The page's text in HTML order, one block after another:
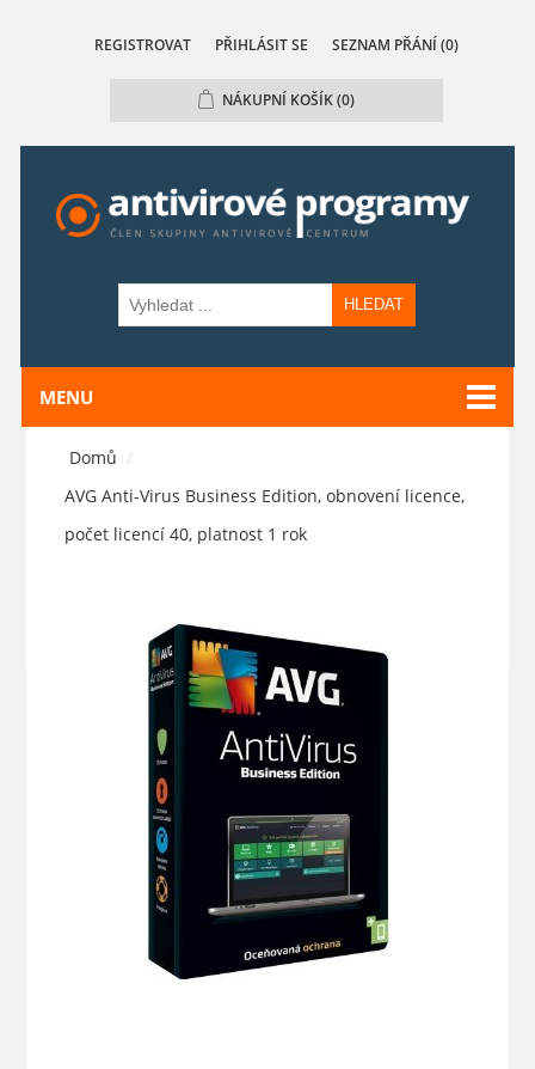
REGISTROVAT PŘIHLÁSIT SE SEZNAM PŘÁNÍ (0)
NÁKUPNÍ KOŠÍK(0)
HLEDAT
MENU
Domů /
AVG Anti-Virus Business Edition, obnovení licence,
počet licencí 40, platnost 1 rok